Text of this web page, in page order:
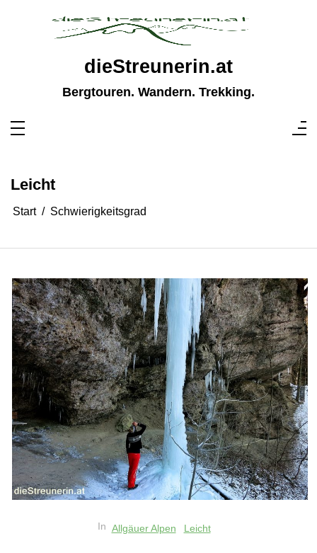
dieStreunerin.at
Bergtouren. Wandern. Trekking.
Leicht
Start Schwierigkeitsgrad
In Allgäuer Alpen Leicht